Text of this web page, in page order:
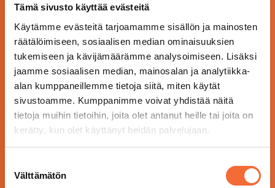
Tämä sivusto käyttää evästeitä
Käytämme evästeitä tarjoamamme sisällön ja mainosten
räätälöimiseen, sosiaalisen median ominaisuuksien
tukemiseen ja kävijämäärämme analysoimiseen. Lisäksi
jaamme sosiaalisen median, mainosalan ja analytiikka-
alan kumppaneillemme tietoja siitä, miten käytät
sivustoamme. Kumppanimme voivat yhdistää näitä
tietoja muihin tietoihin, joita olet antanut heille tai joita on
kerätty, kun olet käyttänyt heidän palvelujaan.
valinta
Välttämätön